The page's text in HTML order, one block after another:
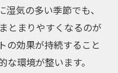
気の多い季節でも、
とまりやすくなるのが
の効果が持続すること
環境が整います。